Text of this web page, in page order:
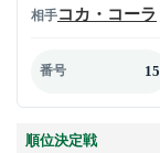
相手コカ・コーラ
番号 15
順位決定戦